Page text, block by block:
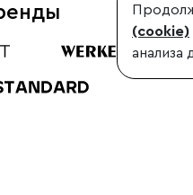
(cookie)
анализа